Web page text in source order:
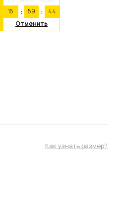
15
59
44
Отменить
Как узнать размер?